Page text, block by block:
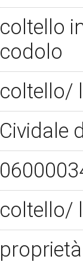
coltello
codolo
coltello/
Cividale
coltello/